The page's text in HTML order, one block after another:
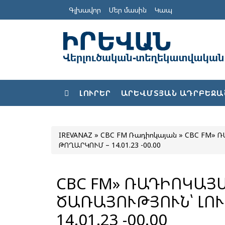
Գլխավոր Մեր մասին Կապ
ԼՈՒՐԵՐ ԱՐԵՎՄՏՅԱՆ
IREVANAZ » CBC FM Ռադիոկայան » CBC FM»
ԹՈՂԱՐԿՈՒՄ – 14.01.23 -00.00
CBC FM»
ԾԱՌԱՅՈՒԹՅՈՒՆ՝ ԼՈՒՐԵՐԻ ԹՈՂԱՐԿՈՒՄ –
14.01.23 -00.00